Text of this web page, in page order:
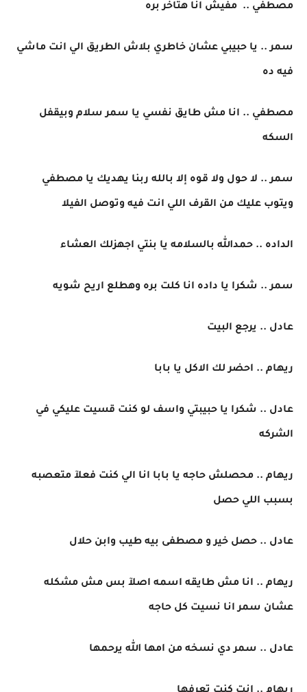
مصطفي .. مفيش انا هتاخر بره
سمر .. يا حبيبي عشان خاطري بلاش الطريق الي انت ماشي
فيه ده
مصطفي .. انا مش طايق نفسي يا سمر سلام وبيقفل
السكه
سمر .. لا حول ولا قوه إلا بالله ربنا يهديك يا مصطفي
ويتوب عليك من القرف اللي انت فيه وتوصل الفيلا
الداده .. حمدالله بالسلامه يا بنتي اجهزلك العشاء
سمر .. شكرا يا داده انا كلت بره وهطلع اريح شويه
عادل .. يرجع البيت
ريهام .. احضر لك الاكل يا بابا
عادل .. شكرا يا حبيبتي واسف لو كنت قسيت عليكي في
الشركه
ريهام .. محصلش حاجه يا بابا انا الي كنت فعلآ متعصبه
بسبب اللي حصل
عادل .. حصل خير و مصطفى بيه طيب وابن حلال
ريهام .. انا مش طايقه اسمه اصلآ بس مش مشكله
عشان سمر انا نسيت كل حاجه
عادل .. سمر دي نسخه من امها الله يرحمها